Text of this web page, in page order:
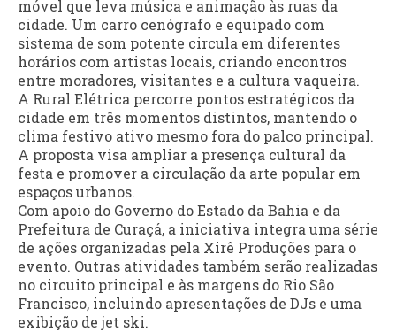
móvel que leva música e animação às ruas da
cidade. Um carro cenógrafo e equipado com
sistema de som potente circula em diferentes
horários com artistas locais, criando encontros
entre moradores, visitantes e a cultura vaqueira.
A Rural Elétrica percorre pontos estratégicos da
cidade em três momentos distintos, mantendo o
clima festivo ativo mesmo fora do palco principal.
A proposta visa ampliar a presença cultural da
festa e promover a circulação da arte popular em
espaços urbanos.
Com apoio do Governo do Estado da Bahia e da
Prefeitura de Curaçá, a iniciativa integra uma série
de ações organizadas pela Xirê Produções para o
evento. Outras atividades também serão realizadas
no circuito principal e às margens do Rio São
Francisco, incluindo apresentações de DJs e uma
exibição de jet ski.